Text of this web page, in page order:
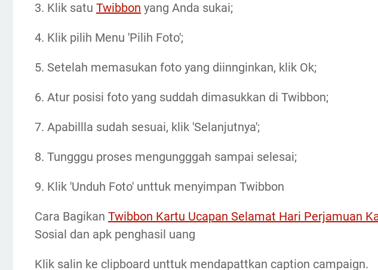
3. Klik satu Twibbon yang Anda sukai;
4. Klik pilih Menu 'Pilih Foto';
5. Setelah memasukan foto yang diinnginkan, klik Ok;
6. Atur posisi foto yang suddah dimasukkan di Twibbon;
7. Apabillla sudah sesuai, klik 'Selanjutnya';
8. Tungggu proses mengungggah sampai selesai;
9. Klik 'Unduh Foto' unttuk menyimpan Twibbon
Cara Bagikan Twibbon Kartu Ucapan Selamat Hari Perjamuan
Sosial dan apk penghasil uang
Klik salin ke clipboard unttuk mendapattkan caption campaign.